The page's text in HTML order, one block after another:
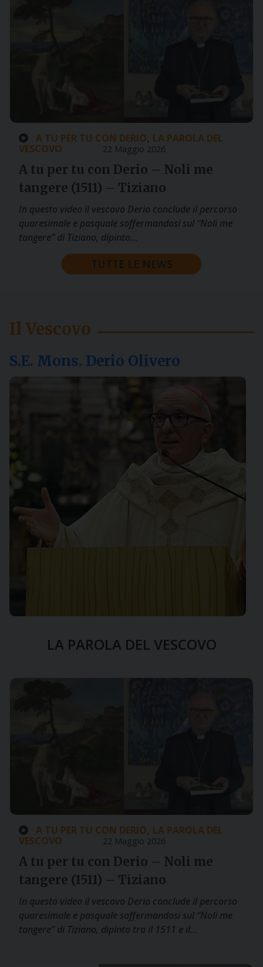
A TU PER TU CON DERIO, LA PAROLA DEL
VESCOVO
22 Maggio 2026
A tu per tu con Derio – Noli me
tangere (1511) – Tiziano
In questo video il vescovo Derio conclude il percorso
quaresimale e pasquale soffermandosi sul “Noli me
tangere” di Tiziano, dipinto…
TUTTE LE NEWS
Il Vescovo
S.E. Mons. Derio Olivero
LA PAROLA DEL VESCOVO
A TU PER TU CON DERIO, LA PAROLA DEL
VESCOVO
22 Maggio 2026
A tu per tu con Derio – Noli me
tangere (1511) – Tiziano
In questo video il vescovo Derio conclude il percorso
quaresimale e pasquale soffermandosi sul “Noli me
tangere” di Tiziano, dipinto tra il 1511 e il…